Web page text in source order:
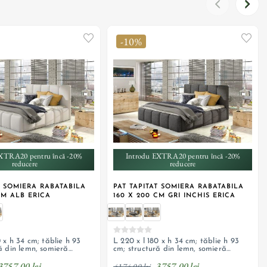
pentru încă -20%
reducere
SOMIERA RABATABILA
ALB ERICA
+ 2
x h 34 cm; tăblie h 93
din lemn, somieră
tapițerie din
-10%
Introdu EXTRA20 pentru încă -20%
reducere
PAT TAPITAT SOMIERA RABATABILA
160 X 200 CM GRI INCHIS ERICA
+ 2
L 220 x l 180 x h 34 cm; tăblie h 93
cm; structură din lemn, somieră
arc; ladă de depozitare, tapițerie din